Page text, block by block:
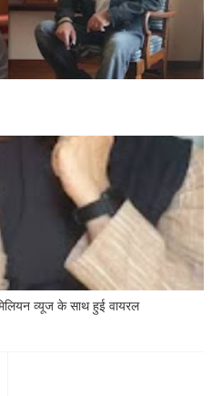
व्यूज के साथ हुई वायरल